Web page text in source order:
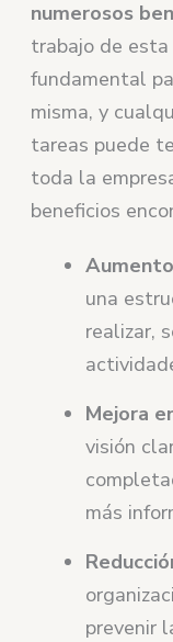
numerosos
trabajo de
fundamental
misma, y
tareas puede
toda la
beneficios
una
realizar,
Mejora
visión
más
prevenir